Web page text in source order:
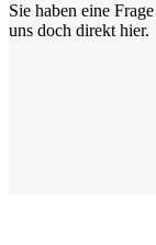
Sie haben eine
uns doch direkt hier.